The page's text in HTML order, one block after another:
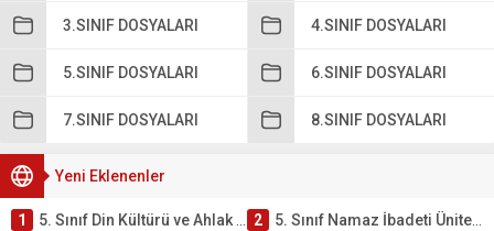
3.SINIF DOSYALARI 4.SINIF DOSYALARI
5.SINIF DOSYALARI 6.SINIF DOSYALARI
7.SINIF DOSYALARI 8.SINIF DOSYALARI
Yeni Eklenenler
1 5. Sınıf Din Kültürü ve Ahlak Bilgisi 2. Ünite: Namaz İbadeti Çalışmaları 2 5. Sınıf Namaz İbadeti Ünite Testi – Online Çöz